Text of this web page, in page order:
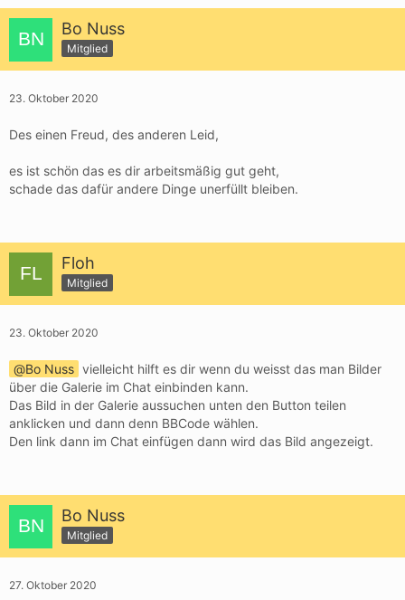
Bo Nuss
Mitglied
23. Oktober 2020
Des einen Freud, des anderen Leid,
es ist schön das es dir arbeitsmäßig gut geht,
schade das dafür andere Dinge unerfüllt bleiben.
Floh
Mitglied
23. Oktober 2020
Bo Nuss vielleicht hilft es dir wenn du weisst das man Bilder
über die Galerie im Chat einbinden kann.
Das Bild in der Galerie aussuchen unten den Button teilen
anklicken und dann denn BBCode wählen.
Den link dann im Chat einfügen dann wird das Bild angezeigt.
Bo Nuss
Mitglied
27. Oktober 2020